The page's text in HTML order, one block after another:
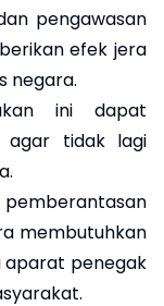
pengawasan
efek jera
negara.
ini dapat
agar tidak lagi
membutuhkan
aparat penegak